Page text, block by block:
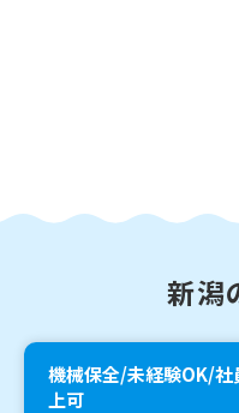
新潟
機械保全/未経験OK/
上可